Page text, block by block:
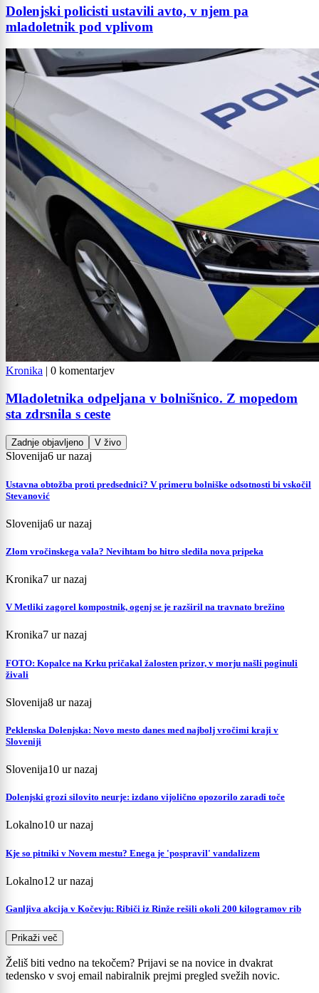
Dolenjski policisti ustavili avto, v njem pa
mladoletnik pod vplivom
Kronika | 0 komentarjev
Mladoletnika odpeljana v bolnišnico. Z mopedom
sta zdrsnila s ceste
Zadnje objavljeno V živo
Slovenija6 ur nazaj
Ustavna obtožba proti predsednici? V primeru bolniške odsotnosti bi vskočil
Stevanović
Slovenija6 ur nazaj
Zlom vročinskega vala? Nevihtam bo hitro sledila nova pripeka
Kronika7 ur nazaj
V Metliki zagorel kompostnik, ogenj se je razširil na travnato brežino
Kronika7 ur nazaj
FOTO: Kopalce na Krku pričakal žalosten prizor, v morju našli poginuli
živali
Slovenija8 ur nazaj
Peklenska Dolenjska: Novo mesto danes med najbolj vročimi kraji v
Sloveniji
Slovenija10 ur nazaj
Dolenjski grozi silovito neurje: izdano vijolično opozorilo zaradi toče
Lokalno10 ur nazaj
Kje so pitniki v Novem mestu? Enega je 'pospravil' vandalizem
Lokalno12 ur nazaj
Ganljiva akcija v Kočevju: Ribiči iz Rinže rešili okoli 200 kilogramov rib
Prikaži več
Želiš biti vedno na tekočem? Prijavi se na novice in dvakrat
tedensko v svoj email nabiralnik prejmi pregled svežih novic.